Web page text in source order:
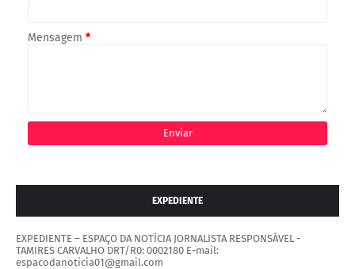
Mensagem *
EXPEDIENTE
EXPEDIENTE – ESPAÇO DA NOTÍCIA JORNALISTA RESPONSÁVEL -
TAMIRES CARVALHO DRT/R0: 0002180 E-mail:
espacodanoticia01@gmail.com